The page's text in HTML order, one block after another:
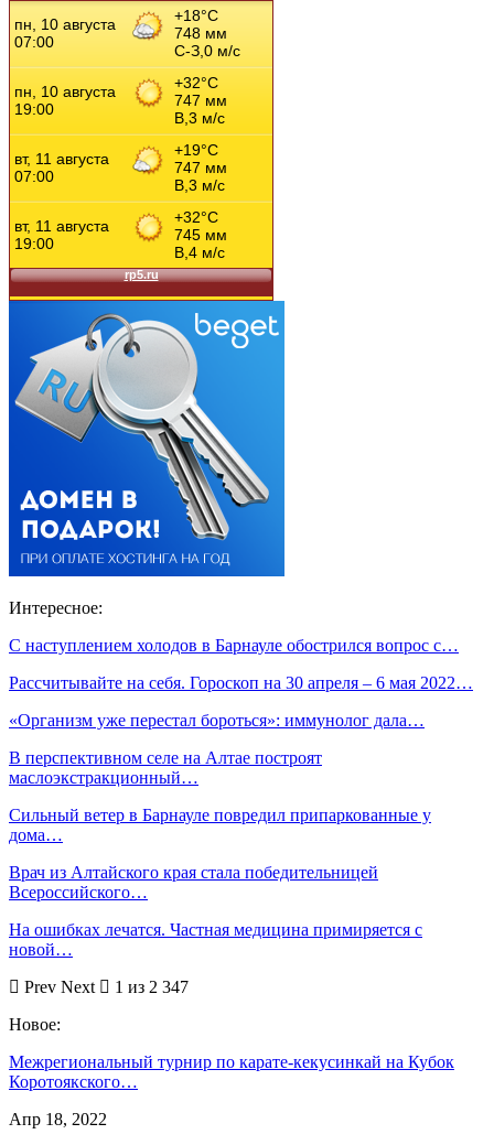
Интересное:
С наступлением холодов в Барнауле обострился вопрос с…
Рассчитывайте на себя. Гороскоп на 30 апреля – 6 мая 2022…
«Организм уже перестал бороться»: иммунолог дала…
В перспективном селе на Алтае построят
маслоэкстракционный…
Сильный ветер в Барнауле повредил припаркованные у
дома…
Врач из Алтайского края стала победительницей
Всероссийского…
На ошибках лечатся. Частная медицина примиряется с
новой…
Prev Next
1 из 2 347
Новое:
Межрегиональный турнир по карате-кекусинкай на Кубок
Коротоякского…
Апр 18, 2022